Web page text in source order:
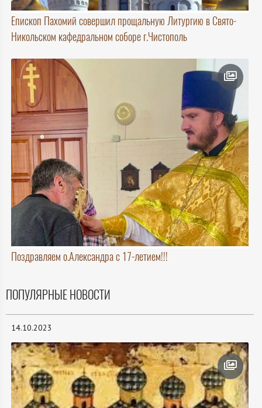
Епископ Пахомий совершил прощальную Литургию в Свято-
Никольском кафедральном соборе г.Чистополь
Поздравляем о.Александра с 17-летием!!!
ПОПУЛЯРНЫЕ НОВОСТИ
14.10.2023